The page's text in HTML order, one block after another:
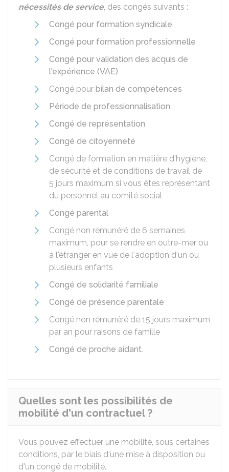
nécessités de service, des congés suivants :
Congé pour formation syndicale
Congé pour formation professionnelle
Congé pour validation des acquis de
l'expérience (VAE)
Congé pour bilan de compétences
Période de professionnalisation
Congé de représentation
Congé de citoyenneté
Congé de formation en matière d'hygiène,
de sécurité et de conditions de travail de
5 jours maximum si vous êtes représentant
du personnel au comité social
Congé parental
Congé non rémunéré de 6 semaines
maximum, pour se rendre en outre-mer ou
à l'étranger en vue de l'adoption d'un ou
plusieurs enfants
Congé de solidarité familiale
Congé de présence parentale
Congé non rémunéré de 15 jours maximum
par an pour raisons de famille
Congé de proche aidant.
Quelles sont les possibilités de
mobilité d'un contractuel ?
Vous pouvez effectuer une mobilité, sous certaines
conditions, par le biais d'une mise à disposition ou
d'un congé de mobilité.